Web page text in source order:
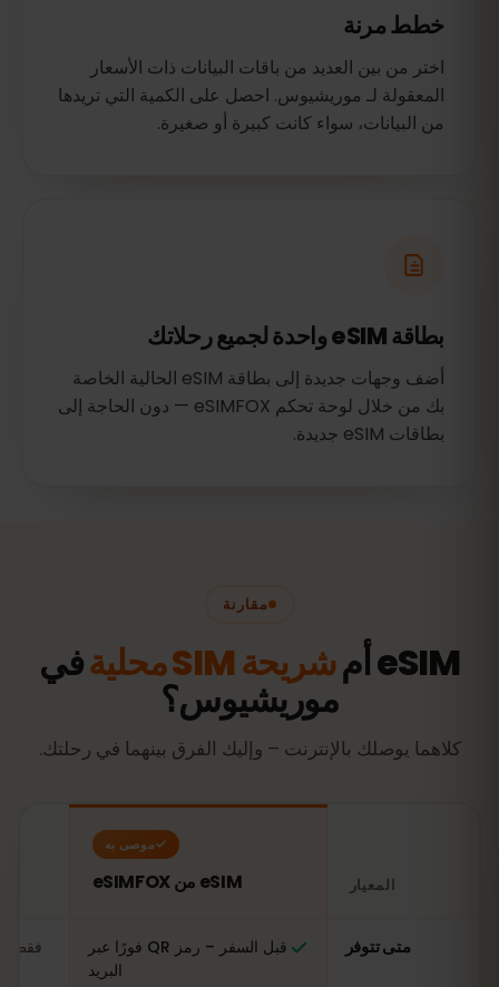
خطط مرنة
اختر من بين العديد من باقات البيانات ذات الأسعار
المعقولة لـ موريشيوس. احصل على الكمية التي تريدها
من البيانات، سواء كانت كبيرة أو صغيرة.
بطاقة eSIM واحدة لجميع رحلاتك
أضف وجهات جديدة إلى بطاقة eSIM الحالية الخاصة
بك من خلال لوحة تحكم eSIMFOX — دون الحاجة إلى
بطاقات eSIM جديدة.
مقارنة
eSIM أم شريحة SIM محلية في
موريشيوس؟
كلاهما يوصلك بالإنترنت – وإليك الفرق بينهما في رحلتك.
المعيار
موصى به
eSIM من eSIMFOX
متى تتوفر
قبل السفر – رمز QR فورًا عبر
البريد
فقط